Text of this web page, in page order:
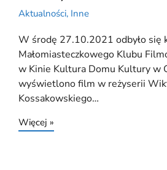
Aktualności, Inne
W środę 27.10.2021 odbyło się
Małomiasteczkowego Klubu
w Kinie Kultura Domu Kultury w
wyświetlono film w reżyserii
Kossakowskiego…
Więcej »